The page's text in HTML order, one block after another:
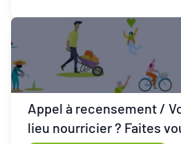
Appel à recensement /
lieu nourricier ? Faites